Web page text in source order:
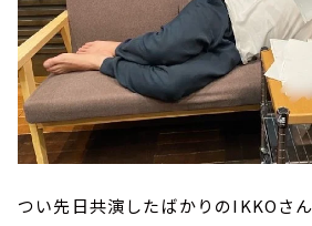
つい先日共演したばかりのIKKOさ